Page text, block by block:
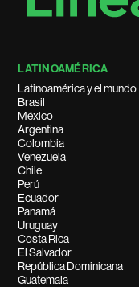
LATINOAMÉRICA
Latinoamérica y el mundo
Brasil
México
Argentina
Colombia
Venezuela
Chile
Perú
Ecuador
Panamá
Uruguay
Costa Rica
El Salvador
República Dominicana
Guatemala